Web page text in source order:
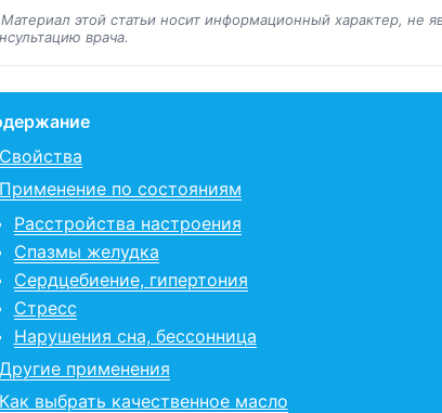
Материал этой статьи носит информационный характер, не
врача.
по состояниям
Расстройства настроения
Спазмы желудка
Сердцебиение, гипертония
Стресс
Нарушения сна, бессонница
применения
выбрать качественное масло